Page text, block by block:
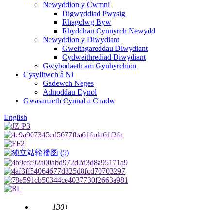
Newyddion y Cwmni
Digwyddiad Pwysig
Rhagolwg Byw
Rhyddhau Cynnyrch Newydd
Newyddion y Diwydiant
Gweithgareddau Diwydiant
Cydweithrediad Diwydiant
Gwybodaeth am Gynhyrchion
Cysylltwch â Ni
Gadewch Neges
Adnoddau Dynol
Gwasanaeth Cynnal a Chadw
English
130+